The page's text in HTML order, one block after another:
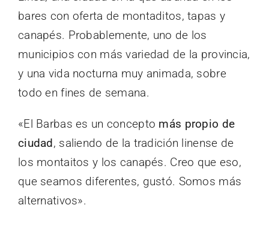
bares con oferta de montaditos, tapas y
canapés. Probablemente, uno de los
municipios con más variedad de la provincia,
y una vida nocturna muy animada, sobre
todo en fines de semana.
«El Barbas es un concepto más propio de
ciudad, saliendo de la tradición linense de
los montaitos y los canapés. Creo que eso,
que seamos diferentes, gustó. Somos más
alternativos».